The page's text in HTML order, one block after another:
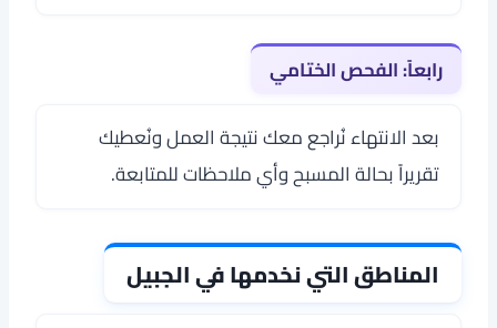
رابعاً: الفحص الختامي
بعد الانتهاء نُراجع معك نتيجة العمل ونُعطيك
تقريراً بحالة المسبح وأي ملاحظات للمتابعة.
المناطق التي نخدمها في الجبيل